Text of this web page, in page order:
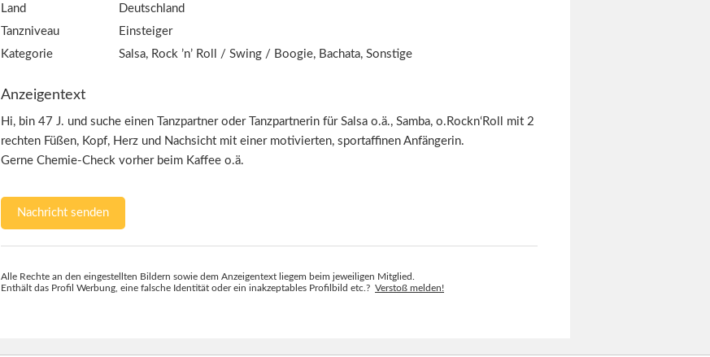
Land
Deutschland
Tanzniveau
Einsteiger
Kategorie
Salsa, Rock ’n’ Roll / Swing / Boogie, Bachata, Sonstige
Anzeigentext
Hi, bin 47 J. und suche einen Tanzpartner oder Tanzpartnerin für Salsa o.ä., Samba, o.Rockn‘Roll mit 2
rechten Füßen, Kopf, Herz und Nachsicht mit einer motivierten, sportaffinen Anfängerin.
Gerne Chemie-Check vorher beim Kaffee o.ä.
Nachricht senden
Alle Rechte an den eingestellten Bildern sowie dem Anzeigentext liegem beim jeweiligen Mitglied.
Enthält das Profil Werbung, eine falsche Identität oder ein inakzeptables Profilbild etc.? Verstoß melden!